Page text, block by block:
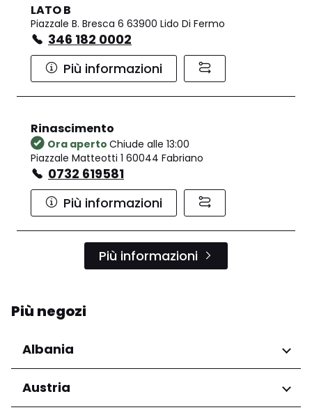
LATO B
Piazzale B. Bresca 6 63900 Lido Di Fermo
346 182 0002
Più informazioni
Rinascimento
Ora aperto Chiude alle 13:00
Piazzale Matteotti 1 60044 Fabriano
0732 619581
Più informazioni
Più informazioni
Più negozi
Albania
Regioni
Austria